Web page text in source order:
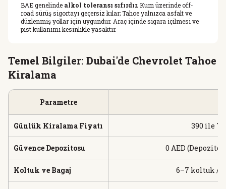
BAE genelinde alkol toleransı sıfırdır.Kum üzerinde off-
road sürüş sigortayı geçersiz kılar; Tahoe yalnızca asfalt ve
düzlenmiş yollar için uygundur. Araç içinde sigara içilmesi ve
pist kullanımı kesinlikle yasaktır.
Temel Bilgiler: Dubai'de Chevrolet Tahoe
Kiralama
Parametre
Günlük Kiralama Fiyatı 390 ile
Güvence Depozitosu 0 AED
Koltuk ve Bagaj 6–7 koltuk /